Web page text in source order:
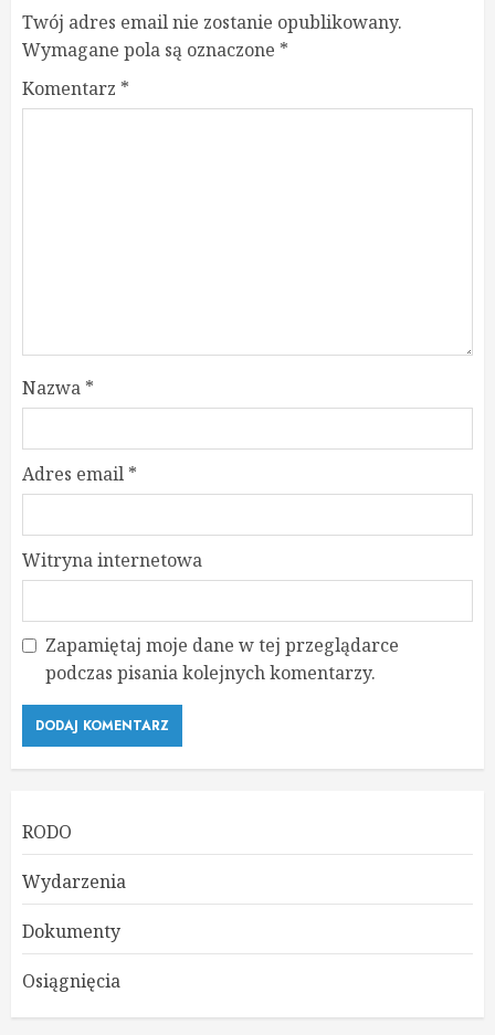
Twój adres email nie zostanie opublikowany.
Wymagane pola są oznaczone *
Komentarz *
Nazwa *
Adres email *
Witryna internetowa
Zapamiętaj moje dane w tej przeglądarce
podczas pisania kolejnych komentarzy.
RODO
Wydarzenia
Dokumenty
Osiągnięcia